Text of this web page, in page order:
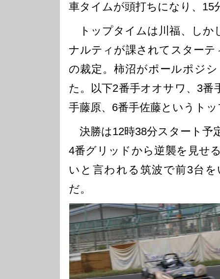
車タイムが頭打ちになり、15
トップタイムは川福、しか
ナルティが課されてスター
の裁定。柿沼がポールポジ
た。以下2番手オオサワ、3番
手藤原、6番手佐藤というト
決勝は12時38分スタート予
4番グリッドから逆襲を見せ
いと言われる筑波で前3台
だ。